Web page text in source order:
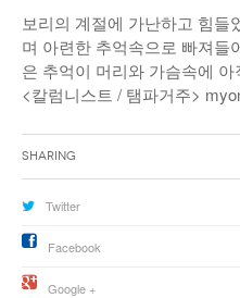
보리의 계절에 가난하고 힘들
며 아련한 추억속으로 빠져들
은 추억이 머리와 가슴속에
<칼럼니스트 / 탬파거주>
Sharing
Twitter
Facebook
Google +